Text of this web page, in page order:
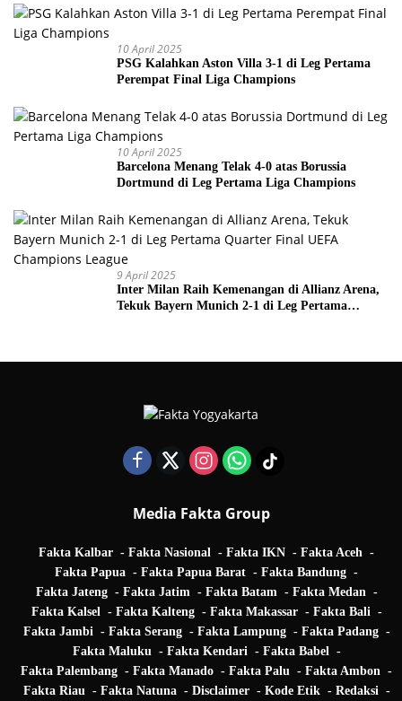
10 April 2025
PSG Kalahkan Aston Villa 3-1 di Leg Pertama
Perempat Final Liga Champions
10 April 2025
Barcelona Menang Telak 4-0 atas Borussia
Dortmund di Leg Pertama Liga Champions
9 April 2025
Inter Milan Raih Kemenangan di Allianz Arena,
Tekuk Bayern Munich 2-1 di Leg Pertama
Media Fakta Group
Fakta Kalbar Fakta Nasional Fakta IKN
Fakta Aceh
Fakta Papua
Fakta Papua Barat
Fakta Bandung
Fakta Jateng
Fakta Jatim Fakta Batam
Fakta Medan
Fakta Kalsel
Fakta Kalteng Fakta Makassar
Fakta Bali
Fakta Jambi
Fakta Serang Fakta Lampung
Fakta Padang
Fakta Maluku
Fakta Kendari
Fakta Babel
Fakta Palembang
Fakta Manado Fakta Palu
Fakta Ambon
Fakta Riau
Fakta Natuna Disclaimer Kode Etik Redaksi